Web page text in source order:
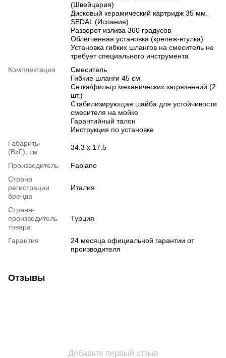
(Швейцария)
Дисковый керамический картридж 35 мм.
SEDAL (Испания)
Разворот излива 360 градусов
Облегченная установка (крепеж-втулка)
Установка гибких шлангов на смеситель не
требует специального инструмента
Комплектация
Смеситель
Гибкие шланги 45 см.
Сетка/фильтр механических загрязнений (2
шт.)
Стабилизирующая шайба для устойчивости
смесителя на мойке
Гарантийный талон
Инструкция по установке
Габариты
(ВхГ), см
34.3 х 17.5
Производитель
Fabiano
Страна
регистрации
бренда
Италия
Страна-
производитель
товара
Турция
Гарантия
24 месяца официальной гарантии от
производителя
Отзывы
Добавьте первый отзыв